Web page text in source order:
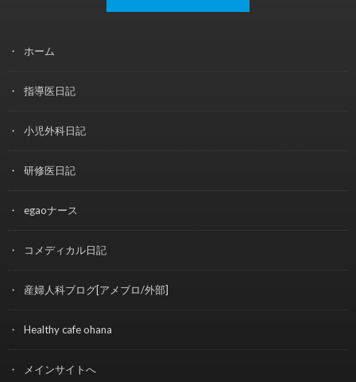
ホーム
指導医日記
小児外科日記
研修医日記
egaoナース
コメディカル日記
産婦人科ブログ[アメブロ/外部]
Healthy cafe ohana
メインサイトへ